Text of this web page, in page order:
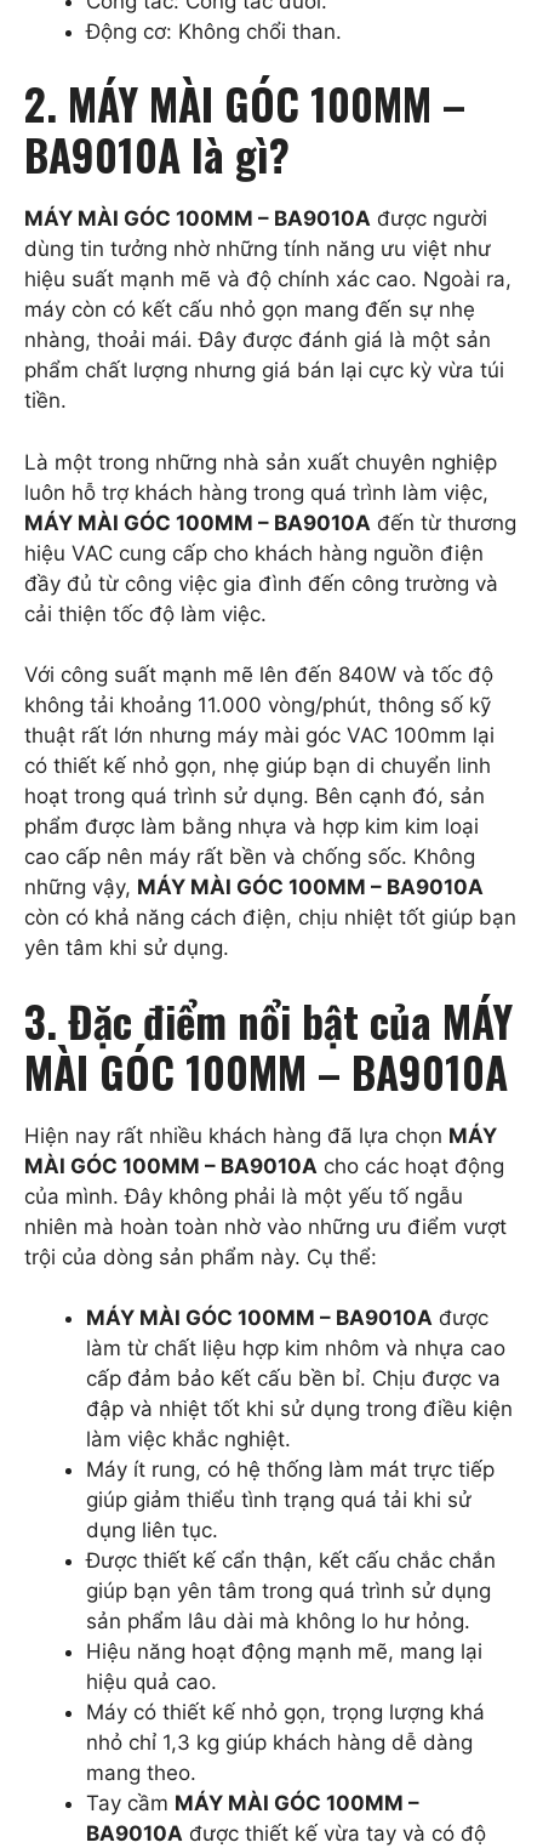
Động cơ: Không chổi than.
2. MÁY MÀI GÓC 100MM –
BA9010A là gì?
MÁY MÀI GÓC 100MM – BA9010A được người
dùng tin tưởng nhờ những tính năng ưu việt như
hiệu suất mạnh mẽ và độ chính xác cao. Ngoài ra,
máy còn có kết cấu nhỏ gọn mang đến sự nhẹ
nhàng, thoải mái. Đây được đánh giá là một sản
phẩm chất lượng nhưng giá bán lại cực kỳ vừa túi
tiền.
Là một trong những nhà sản xuất chuyên nghiệp
luôn hỗ trợ khách hàng trong quá trình làm việc,
MÁY MÀI GÓC 100MM – BA9010A đến từ thương
hiệu VAC cung cấp cho khách hàng nguồn điện
đầy đủ từ công việc gia đình đến công trường và
cải thiện tốc độ làm việc.
Với công suất mạnh mẽ lên đến 840W và tốc độ
không tải khoảng 11.000 vòng/phút, thông số kỹ
thuật rất lớn nhưng máy mài góc VAC 100mm lại
có thiết kế nhỏ gọn, nhẹ giúp bạn di chuyển linh
hoạt trong quá trình sử dụng. Bên cạnh đó, sản
phẩm được làm bằng nhựa và hợp kim kim loại
cao cấp nên máy rất bền và chống sốc. Không
những vậy, MÁY MÀI GÓC 100MM – BA9010A
còn có khả năng cách điện, chịu nhiệt tốt giúp bạn
yên tâm khi sử dụng.
3. Đặc điểm nổi bật của MÁY
MÀI GÓC 100MM – BA9010A
Hiện nay rất nhiều khách hàng đã lựa chọn MÁY
MÀI GÓC 100MM – BA9010A cho các hoạt động
của mình. Đây không phải là một yếu tố ngẫu
nhiên mà hoàn toàn nhờ vào những ưu điểm vượt
trội của dòng sản phẩm này. Cụ thể:
MÁY MÀI GÓC 100MM – BA9010A được
làm từ chất liệu hợp kim nhôm và nhựa cao
cấp đảm bảo kết cấu bền bỉ. Chịu được va
đập và nhiệt tốt khi sử dụng trong điều kiện
làm việc khắc nghiệt.
Máy ít rung, có hệ thống làm mát trực tiếp
giúp giảm thiểu tình trạng quá tải khi sử
dụng liên tục.
Được thiết kế cẩn thận, kết cấu chắc chắn
giúp bạn yên tâm trong quá trình sử dụng
sản phẩm lâu dài mà không lo hư hỏng.
Hiệu năng hoạt động mạnh mẽ, mang lại
hiệu quả cao.
Máy có thiết kế nhỏ gọn, trọng lượng khá
nhỏ chỉ 1,3 kg giúp khách hàng dễ dàng
mang theo.
Tay cầm MÁY MÀI GÓC 100MM –
BA9010A được thiết kế vừa tay và có độ